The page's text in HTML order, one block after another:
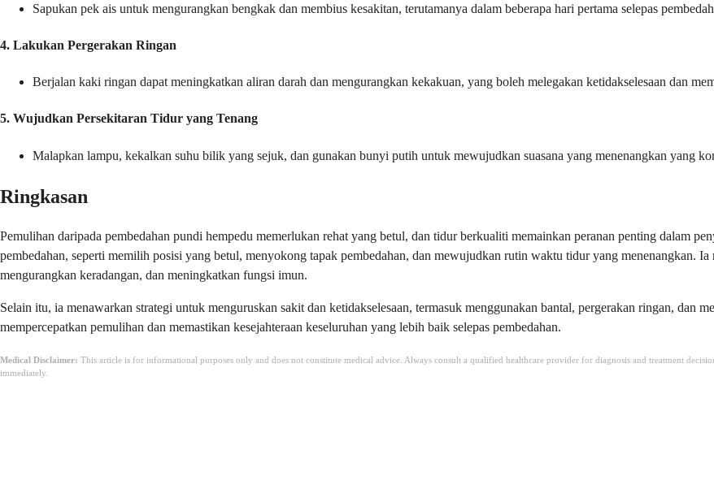
Sapukan pek ais untuk mengurangkan bengkak dan membius kesakitan, terutamanya dalam beberapa hari pertama selepas
4. Lakukan Pergerakan Ringan
Berjalan kaki ringan dapat meningkatkan aliran darah dan mengurangkan kekakuan, yang boleh melegakan ketidakselesaan dan
5. Wujudkan Persekitaran Tidur yang Tenang
Malapkan lampu, kekalkan suhu bilik yang sejuk, dan gunakan bunyi putih untuk mewujudkan suasana yang menenangkan yang
Ringkasan
Pemulihan daripada pembedahan pundi hempedu memerlukan rehat yang betul, dan tidur berkualiti memainkan peranan penting dalam
pembedahan, seperti memilih posisi yang betul, menyokong tapak pembedahan, dan mewujudkan rutin waktu tidur yang menenangkan.
mengurangkan keradangan, dan meningkatkan fungsi imun.
Selain itu, ia menawarkan strategi untuk menguruskan sakit dan ketidakselesaan, termasuk menggunakan bantal, pergerakan ringan, dan
mempercepatkan pemulihan dan memastikan kesejahteraan keseluruhan yang lebih baik selepas pembedahan.
Medical Disclaimer: This article is for informational purposes only and does not constitute medical advice. Always consult a qualified healthcare provider for diagnosis and treatment
immediately.